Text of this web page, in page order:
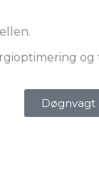
Døgnvagt